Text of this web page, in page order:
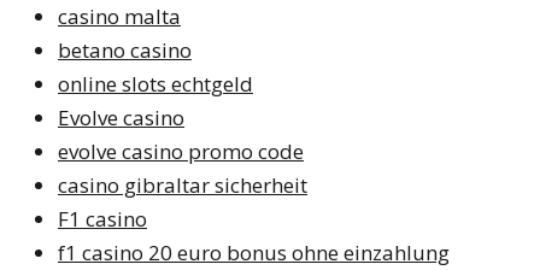
casino malta
betano casino
online slots echtgeld
Evolve casino
evolve casino promo code
casino gibraltar sicherheit
F1 casino
f1 casino 20 euro bonus ohne einzahlung